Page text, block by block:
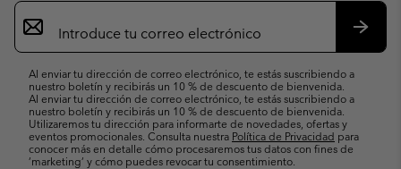
Suscripción
de
correo
Al enviar tu dirección de correo electrónico, te estás suscribiendo a
nuestro boletín y recibirás un 10 % de descuento de bienvenida.
Al enviar tu dirección de correo electrónico, te estás suscribiendo a
nuestro boletín y recibirás un 10 % de descuento de bienvenida.
Utilizaremos tu dirección para informarte de novedades, ofertas y
eventos promocionales. Consulta nuestra Política de Privacidad para
conocer más en detalle cómo procesaremos tus datos con fines de
’marketing’ y cómo puedes revocar tu consentimiento.